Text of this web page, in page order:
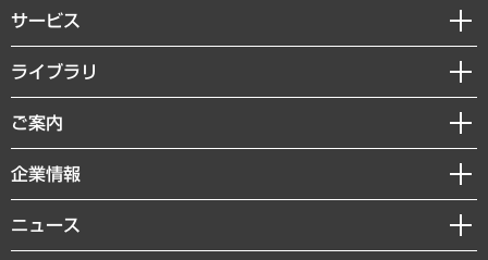
サービス
経営戦略
組織・人事戦略
デジタルイノベーション
共生・ダイバーシティ
GRC（ガバナンス・リスク・コンプライアンス）・防災（政策）
ライブラリ
経済調査
レポート
コラム
ご案内
セミナー・イベント情報
MUFGビジネスセミナー
受託案件情報
企業情報
私たちの想い
社長メッセージ
ニュース